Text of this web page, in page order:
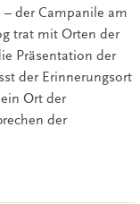
der Campanile am
trat mit Orten der
Präsentation der
der Erinnerungsort
Ort der
der